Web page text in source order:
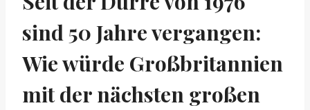
sind 50 Jahre vergangen:
Wie würde Großbritannien
mit der nächsten großen